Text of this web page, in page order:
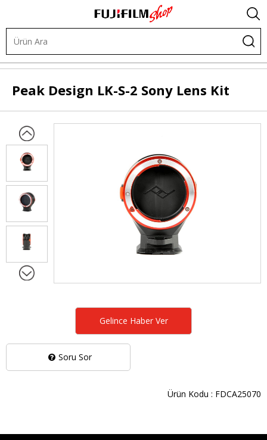
Peak Design LK-S-2 Sony Lens Kit
Soru Sor
Ürün Kodu : FDCA25070
Gelince Haber Ver